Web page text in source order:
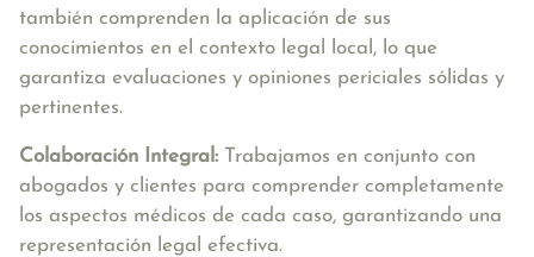
también comprenden la aplicación de sus
conocimientos en el contexto legal local, lo que
garantiza evaluaciones y opiniones periciales sólidas y
pertinentes.
Colaboración Integral: Trabajamos en conjunto con
abogados y clientes para comprender completamente
los aspectos médicos de cada caso, garantizando una
representación legal efectiva.